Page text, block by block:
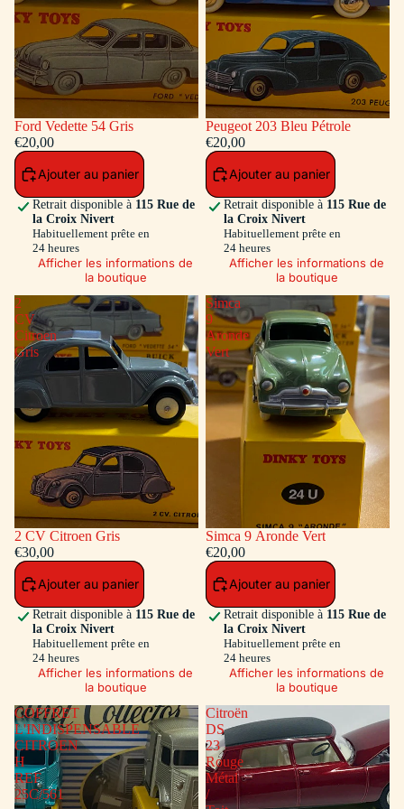
Ford Vedette 54 Gris
€20,00
Ajouter au panier
Retrait disponible à 115 Rue de
la Croix Nivert
Habituellement prête en
24 heures
Afficher les informations de
la boutique
Peugeot 203 Bleu Pétrole
€20,00
Ajouter au panier
Retrait disponible à 115 Rue de
la Croix Nivert
Habituellement prête en
24 heures
Afficher les informations de
la boutique
2
CV
Citroen
Gris
2 CV Citroen Gris
€30,00
Ajouter au panier
Retrait disponible à 115 Rue de
la Croix Nivert
Habituellement prête en
24 heures
Afficher les informations de
la boutique
Simca
9
Aronde
Vert
Simca 9 Aronde Vert
€20,00
Ajouter au panier
Retrait disponible à 115 Rue de
la Croix Nivert
Habituellement prête en
24 heures
Afficher les informations de
la boutique
COFFRET
L'INDISPENSABLE
CITROEN
H
REF
25C/561
Citroën
DS
23
Rouge
Métal
/